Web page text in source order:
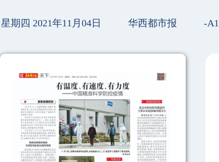
星期四 2021年11月04日 华西都市报 -